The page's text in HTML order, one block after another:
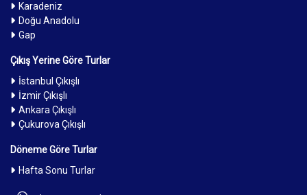
Karadeniz
Doğu Anadolu
Gap
Çıkış Yerine Göre Turlar
İstanbul Çıkışlı
İzmir Çıkışlı
Ankara Çıkışlı
Çukurova Çıkışlı
Döneme Göre Turlar
Hafta Sonu Turlar